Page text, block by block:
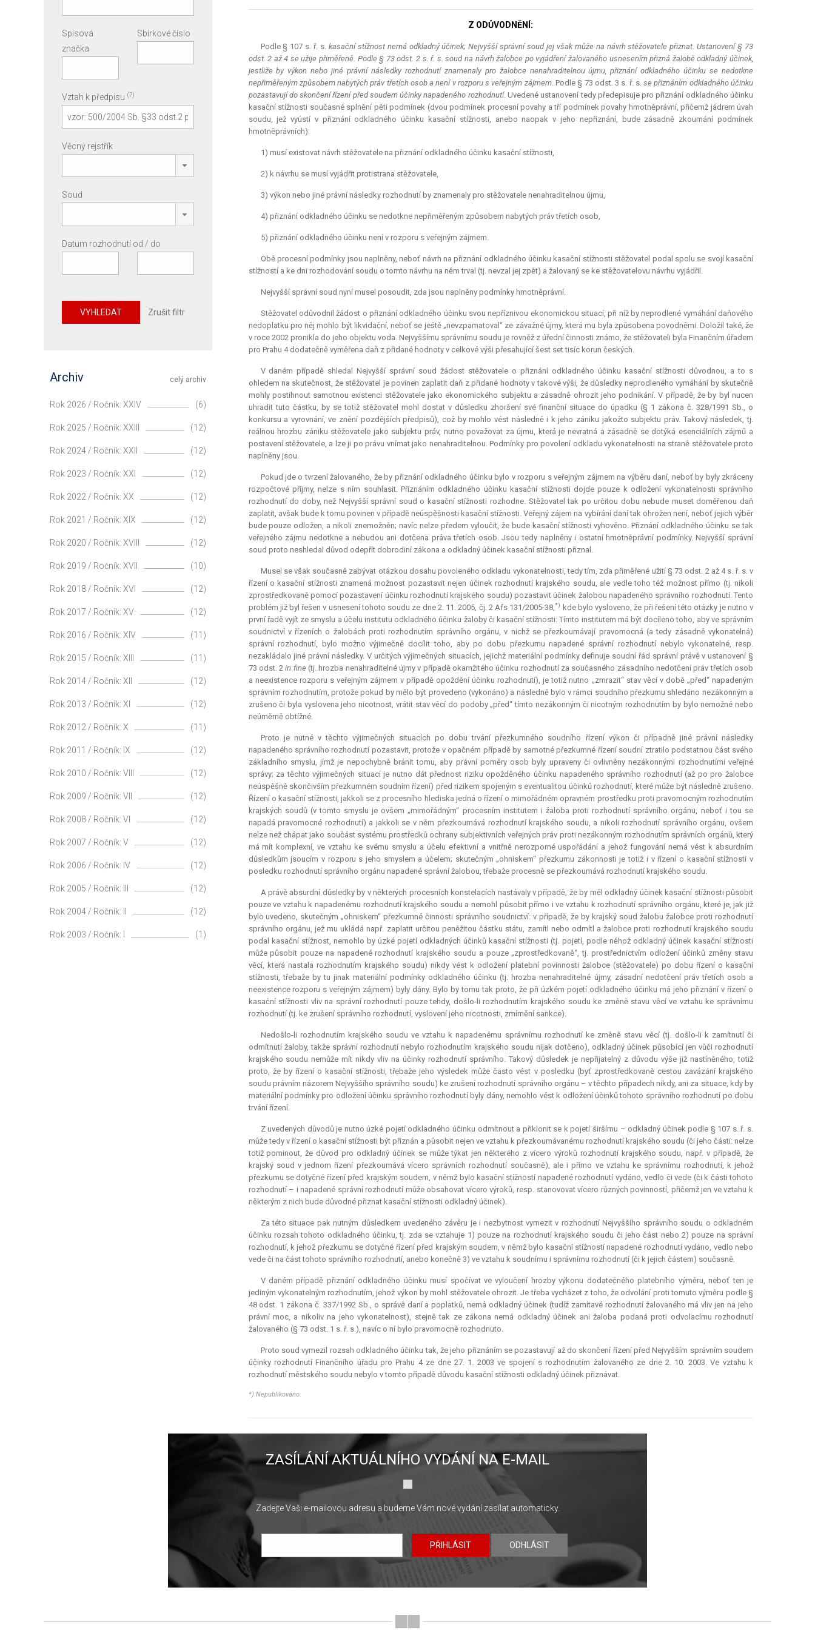
Z ODŮVODNĚNÍ:
Podle § 107 s. ř. s. kasační stížnost nemá odkladný účinek; Nejvyšší správní soud jej však může na návrh stěžovatele přiznat. Ustanovení § 73
odst. 2 až 4 se užije přiměřeně. Podle § 73 odst. 2 s. ř. s. soud na návrh žalobce po vyjádření žalovaného usnesením přizná žalobě odkladný účinek,
jestliže by výkon nebo jiné právní následky rozhodnutí znamenaly pro žalobce nenahraditelnou újmu, přiznání odkladného účinku se nedotkne
nepřiměřeným způsobem nabytých práv třetích osob a není v rozporu s veřejným zájmem. Podle § 73 odst. 3 s. ř. s.se přiznáním odkladného účinku
pozastavují do skončení řízení před soudem účinky napadeného rozhodnutí. Uvedené ustanovení tedy předepisuje pro přiznání odkladného účinku
kasační stížnosti současné splnění pěti podmínek (dvou podmínek procesní povahy a tří podmínek povahy hmotněprávní, přičemž jádrem úvah
soudu, jež vyústí v přiznání odkladného účinku kasační stížnosti, anebo naopak v jeho nepřiznání, bude zásadně zkoumání podmínek
hmotněprávních):
1) musí existovat návrh stěžovatele na přiznání odkladného účinku kasační stížnosti,
2) k návrhu se musí vyjádřit protistrana stěžovatele,
3) výkon nebo jiné právní následky rozhodnutí by znamenaly pro stěžovatele nenahraditelnou újmu,
4) přiznání odkladného účinku se nedotkne nepřiměřeným způsobem nabytých práv třetích osob,
5) přiznání odkladného účinku není v rozporu s veřejným zájmem.
Obě procesní podmínky jsou naplněny, neboť návrh na přiznání odkladného účinku kasační stížnosti stěžovatel podal spolu se svojí kasační
stížností a ke dni rozhodování soudu o tomto návrhu na něm trval (tj. nevzal jej zpět) a žalovaný se ke stěžovatelovu návrhu vyjádřil.
Nejvyšší správní soud nyní musel posoudit, zda jsou naplněny podmínky hmotněprávní.
Stěžovatel odůvodnil žádost o přiznání odkladného účinku svou nepříznivou ekonomickou situací, při níž by neprodlené vymáhání daňového
nedoplatku pro něj mohlo být likvidační, neboť se ještě „nevzpamatoval“ ze závažné újmy, která mu byla způsobena povodněmi. Doložil také, že
v roce 2002 pronikla do jeho objektu voda. Nejvyššímu správnímu soudu je rovněž z úřední činnosti známo, že stěžovateli byla Finančním úřadem
pro Prahu 4 dodatečně vyměřena daň z přidané hodnoty v celkové výši přesahující šest set tisíc korun českých.
V daném případě shledal Nejvyšší správní soud žádost stěžovatele o přiznání odkladného účinku kasační stížnosti důvodnou, a to s
ohledem na skutečnost, že stěžovatel je povinen zaplatit daň z přidané hodnoty v takové výši, že důsledky neprodleného vymáhání by skutečně
mohly postihnout samotnou existenci stěžovatele jako ekonomického subjektu a zásadně ohrozit jeho podnikání. V případě, že by byl nucen
uhradit tuto částku, by se totiž stěžovatel mohl dostat v důsledku zhoršení své finanční situace do úpadku (§ 1 zákona č. 328/1991 Sb., o
konkursu a vyrovnání, ve znění pozdějších předpisů), což by mohlo vést následně i k jeho zániku jakožto subjektu práv. Takový následek, tj.
reálnou hrozbu zániku stěžovatele jako subjektu práv, nutno považovat za újmu, která je nevratná a zásadně se dotýká esenciálních zájmů a
postavení stěžovatele, a lze ji po právu vnímat jako nenahraditelnou. Podmínky pro povolení odkladu vykonatelnosti na straně stěžovatele proto
naplněny jsou.
Pokud jde o tvrzení žalovaného, že by přiznání odkladného účinku bylo v rozporu s veřejným zájmem na výběru daní, neboť by byly zkráceny
rozpočtové příjmy, nelze s ním souhlasit. Přiznáním odkladného účinku kasační stížnosti dojde pouze k odložení vykonatelnosti správního
rozhodnutí do doby, než Nejvyšší správní soud o kasační stížnosti rozhodne. Stěžovatel tak po určitou dobu nebude muset doměřenou daň
zaplatit, avšak bude k tomu povinen v případě neúspěšnosti kasační stížnosti. Veřejný zájem na vybírání daní tak ohrožen není, neboť jejich výběr
bude pouze odložen, a nikoli znemožněn; navíc nelze předem vyloučit, že bude kasační stížnosti vyhověno. Přiznání odkladného účinku se tak
veřejného zájmu nedotkne a nebudou ani dotčena práva třetích osob. Jsou tedy naplněny i ostatní hmotněprávní podmínky. Nejvyšší správní
soud proto neshledal důvod odepřít dobrodiní zákona a odkladný účinek kasační stížnosti přiznal.
Musel se však současně zabývat otázkou dosahu povoleného odkladu vykonatelnosti, tedy tím, zda přiměřené užití § 73 odst. 2 až 4 s. ř. s. v
řízení o kasační stížnosti znamená možnost pozastavit nejen účinek rozhodnutí krajského soudu, ale vedle toho též možnost přímo (tj. nikoli
zprostředkovaně pomocí pozastavení účinku rozhodnutí krajského soudu) pozastavit účinek žalobou napadeného správního rozhodnutí. Tento
problém již byl řešen v usnesení tohoto soudu ze dne 2. 11. 2005, čj. 2 Afs 131/2005-38,*)
kde bylo vysloveno, že při řešení této otázky je nutno v
první řadě vyjít ze smyslu a účelu institutu odkladného účinku žaloby či kasační stížnosti: Tímto institutem má být docíleno toho, aby ve správním
soudnictví v řízeních o žalobách proti rozhodnutím správního orgánu, v nichž se přezkoumávají pravomocná (a tedy zásadně vykonatelná)
správní rozhodnutí, bylo možno výjimečně docílit toho, aby po dobu přezkumu napadené správní rozhodnutí nebylo vykonatelné, resp.
nezakládalo jiné právní následky. V určitých výjimečných situacích, jejichž materiální podmínky definuje soudní řád správní právě v ustanovení §
73 odst. 2in fine(tj. hrozba nenahraditelné újmy v případě okamžitého účinku rozhodnutí za současného zásadního nedotčení práv třetích osob
a neexistence rozporu s veřejným zájmem v případě opoždění účinku rozhodnutí), je totiž nutno „zmrazit“ stav věcí v době „před“ napadeným
správním rozhodnutím, protože pokud by mělo být provedeno (vykonáno) a následně bylo v rámci soudního přezkumu shledáno nezákonným a
zrušeno či byla vyslovena jeho nicotnost, vrátit stav věcí do podoby „před“ tímto nezákonným či nicotným rozhodnutím by bylo nemožné nebo
neúměrně obtížné.
Proto je nutné v těchto výjimečných situacích po dobu trvání přezkumného soudního řízení výkon či případně jiné právní následky
napadeného správního rozhodnutí pozastavit, protože v opačném případě by samotné přezkumné řízení soudní ztratilo podstatnou část svého
základního smyslu, jímž je nepochybně bránit tomu, aby právní poměry osob byly upraveny či ovlivněny nezákonnými rozhodnutími veřejné
správy; za těchto výjimečných situací je nutno dát přednost riziku opožděného účinku napadeného správního rozhodnutí (až po pro žalobce
neúspěšně skončivším přezkumném soudním řízení) před rizikem spojeným s eventualitou účinků rozhodnutí, které může být následně zrušeno.
Řízení o kasační stížnosti, jakkoli se z procesního hlediska jedná o řízení o mimořádném opravném prostředku proti pravomocným rozhodnutím
krajských soudů (v tomto smyslu je ovšem „mimořádným“ procesním institutem i žaloba proti rozhodnutí správního orgánu, neboť i tou se
napadá pravomocné rozhodnutí) a jakkoli se v něm přezkoumává rozhodnutí krajského soudu, a nikoli rozhodnutí správního orgánu, ovšem
nelze než chápat jako součást systému prostředků ochrany subjektivních veřejných práv proti nezákonným rozhodnutím správních orgánů, který
má mít komplexní, ve vztahu ke svému smyslu a účelu efektivní a vnitřně nerozporné uspořádání a jehož fungování nemá vést k absurdním
důsledkům jsoucím v rozporu s jeho smyslem a účelem; skutečným „ohniskem“ přezkumu zákonnosti je totiž i v řízení o kasační stížnosti v
posledku rozhodnutí správního orgánu napadené správní žalobou, třebaže procesně se přezkoumává rozhodnutí krajského soudu.
A právě absurdní důsledky by v některých procesních konstelacích nastávaly v případě, že by měl odkladný účinek kasační stížnosti působit
pouze ve vztahu k napadenému rozhodnutí krajského soudu a nemohl působit přímo i ve vztahu k rozhodnutí správního orgánu, které je, jak již
bylo uvedeno, skutečným „ohniskem“ přezkumné činnosti správního soudnictví: v případě, že by krajský soud žalobu žalobce proti rozhodnutí
správního orgánu, jež mu ukládá např. zaplatit určitou peněžitou částku státu, zamítl nebo odmítl a žalobce proti rozhodnutí krajského soudu
podal kasační stížnost, nemohlo by úzké pojetí odkladných účinků kasační stížnosti (tj. pojetí, podle něhož odkladný účinek kasační stížnosti
může působit pouze na napadené rozhodnutí krajského soudu a pouze „zprostředkovaně“, tj. prostřednictvím odložení účinků změny stavu
věcí, která nastala rozhodnutím krajského soudu) nikdy vést k odložení platební povinnosti žalobce (stěžovatele) po dobu řízení o kasační
stížnosti, třebaže by tu jinak materiální podmínky odkladného účinku (tj. hrozba nenahraditelné újmy, zásadní nedotčení práv třetích osob a
neexistence rozporu s veřejným zájmem) byly dány. Bylo by tomu tak proto, že při úzkém pojetí odkladného účinku má jeho přiznání v řízení o
kasační stížnosti vliv na správní rozhodnutí pouze tehdy, došlo-li rozhodnutím krajského soudu ke změně stavu věcí ve vztahu ke správnímu
rozhodnutí (tj. ke zrušení správního rozhodnutí, vyslovení jeho nicotnosti, zmírnění sankce).
Nedošlo-li rozhodnutím krajského soudu ve vztahu k napadenému správnímu rozhodnutí ke změně stavu věcí (tj. došlo-li k zamítnutí či
odmítnutí žaloby, takže správní rozhodnutí nebylo rozhodnutím krajského soudu nijak dotčeno), odkladný účinek působící jen vůči rozhodnutí
krajského soudu nemůže mít nikdy vliv na účinky rozhodnutí správního. Takový důsledek je nepřijatelný z důvodu výše již nastíněného, totiž
proto, že by řízení o kasační stížnosti, třebaže jeho výsledek může často vést v posledku (byť zprostředkovaně cestou zavázání krajského
soudu právním názorem Nejvyššího správního soudu) ke zrušení rozhodnutí správního orgánu – v těchto případech nikdy, ani za situace, kdy by
materiální podmínky pro odložení účinku správního rozhodnutí byly dány, nemohlo vést k odložení účinků tohoto správního rozhodnutí po dobu
trvání řízení.
Z uvedených důvodů je nutno úzké pojetí odkladného účinku odmítnout a přiklonit se k pojetí širšímu – odkladný účinek podle § 107 s. ř. s.
může tedy v řízení o kasační stížnosti být přiznán a působit nejen ve vztahu k přezkoumávanému rozhodnutí krajského soudu (či jeho části: nelze
totiž pominout, že důvod pro odkladný účinek se může týkat jen některého z vícero výroků rozhodnutí krajského soudu, např. v případě, že
krajský soud v jednom řízení přezkoumává vícero správních rozhodnutí současně), ale i přímo ve vztahu ke správnímu rozhodnutí, k jehož
přezkumu se dotyčné řízení před krajským soudem, v němž bylo kasační stížností napadené rozhodnutí vydáno, vedlo či vede (či k části tohoto
rozhodnutí – i napadené správní rozhodnutí může obsahovat vícero výroků, resp. stanovovat vícero různých povinností, přičemž jen ve vztahu k
některým z nich bude důvodné přiznat kasační stížnosti odkladný účinek).
Za této situace pak nutným důsledkem uvedeného závěru je i nezbytnost vymezit v rozhodnutí Nejvyššího správního soudu o odkladném
účinku rozsah tohoto odkladného účinku, tj. zda se vztahuje 1) pouze na rozhodnutí krajského soudu či jeho část nebo 2) pouze na správní
rozhodnutí, k jehož přezkumu se dotyčné řízení před krajským soudem, v němž bylo kasační stížností napadené rozhodnutí vydáno, vedlo nebo
vede či na část tohoto správního rozhodnutí, anebo konečně 3) ve vztahu k soudnímu i správnímu rozhodnutí (či k jejich částem) současně.
V daném případě přiznání odkladného účinku musí spočívat ve vyloučení hrozby výkonu dodatečného platebního výměru, neboť ten je
jediným vykonatelným rozhodnutím, jehož výkon by mohl stěžovatele ohrozit. Je třeba vycházet z toho, že odvolání proti tomuto výměru podle §
48 odst. 1 zákona č. 337/1992 Sb., o správě daní a poplatků, nemá odkladný účinek (tudíž zamítavé rozhodnutí žalovaného má vliv jen na jeho
právní moc, a nikoliv na jeho vykonatelnost), stejně tak ze zákona nemá odkladný účinek ani žaloba podaná proti odvolacímu rozhodnutí
žalovaného (§ 73 odst. 1 s. ř. s.), navíc o ní bylo pravomocně rozhodnuto.
Proto soud vymezil rozsah odkladného účinku tak, že jeho přiznáním se pozastavují až do skončení řízení před Nejvyšším správním soudem
účinky rozhodnutí Finančního úřadu pro Prahu 4 ze dne 27. 1. 2003 ve spojení s rozhodnutím žalovaného ze dne 2. 10. 2003. Ve vztahu k
rozhodnutí městského soudu nebylo v tomto případě důvodu kasační stížnosti odkladný účinek přiznávat.
*) Nepublikováno.
Spisová
značka
Sbírkové číslo
Vztah k předpisu (?)
Věcný rejstřík
Soud
Datum rozhodnutí od / do
VYHLEDAT Zrušit filtr
celý archiv
Archiv
Rok 2026 / Ročník: XXIV (6)
Rok 2025 / Ročník: XXIII (12)
Rok 2024 / Ročník: XXII (12)
Rok 2023 / Ročník: XXI (12)
Rok 2022 / Ročník: XX (12)
Rok 2021 / Ročník: XIX (12)
Rok 2020 / Ročník: XVIII (12)
Rok 2019 / Ročník: XVII (10)
Rok 2018 / Ročník: XVI (12)
Rok 2017 / Ročník: XV (12)
Rok 2016 / Ročník: XIV (11)
Rok 2015 / Ročník: XIII (11)
Rok 2014 / Ročník: XII (12)
Rok 2013 / Ročník: XI (12)
Rok 2012 / Ročník: X (11)
Rok 2011 / Ročník: IX (12)
Rok 2010 / Ročník: VIII (12)
Rok 2009 / Ročník: VII (12)
Rok 2008 / Ročník: VI (12)
Rok 2007 / Ročník: V (12)
Rok 2006 / Ročník: IV (12)
Rok 2005 / Ročník: III (12)
Rok 2004 / Ročník: II (12)
Rok 2003 / Ročník: I (1)
ZASÍLÁNÍ AKTUÁLNÍHO VYDÁNÍ NA E-MAIL
Zadejte Vaši e-mailovou adresu a budeme Vám nové vydání zasílat automaticky.
PŘIHLÁSIT ODHLÁSIT